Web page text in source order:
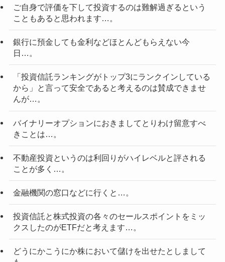
ご自身で評価を下して投資するのは難解過ぎるという
こともあると思われます…。
銀行に預金しても金利などほとんどもらえない今
日…。
「投資信託ランキングがトップ3にランクインしている
から」と言って安全であると考えるのは賛成できませ
んが…。
バイナリーオプションにおきましてとりわけ留意すべ
きことは…。
不動産投資というのは利回りがハイレベルと評される
ことが多く…。
金融機関の窓口などに行くと…。
投資信託と株式投資の各々のセールスポイントをミッ
クスしたのがETFだと考えます…。
どうにかこうにか株において儲けを出せたとしまして